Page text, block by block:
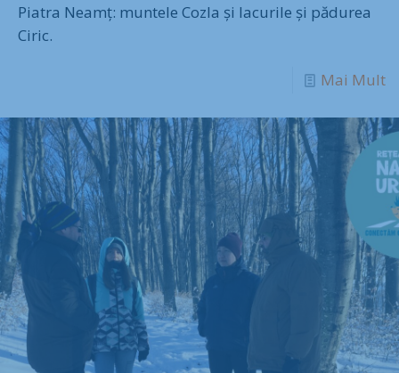
Piatra Neamț: muntele Cozla și lacurile și pădurea
Ciric.
Mai Mult